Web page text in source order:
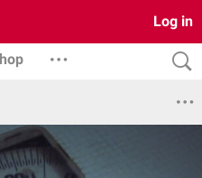
Log in